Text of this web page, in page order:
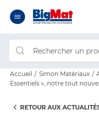
Accueil Simon Matériaux
Essentiels », notre tout
RETOUR AUX